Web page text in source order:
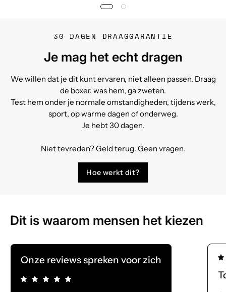
30 DAGEN DRAAGGARANTIE
Je mag het echt dragen
We willen dat je dit kunt ervaren, niet alleen passen. Draag
de boxer, was hem, ga zweten.
Test hem onder je normale omstandigheden, tijdens werk,
sport, op warme dagen of onderweg.
Je hebt 30 dagen.
Niet tevreden? Geld terug. Geen vragen.
Hoe werkt dit?
Dit is waarom mensen het kiezen
Onze reviews spreken voor zich